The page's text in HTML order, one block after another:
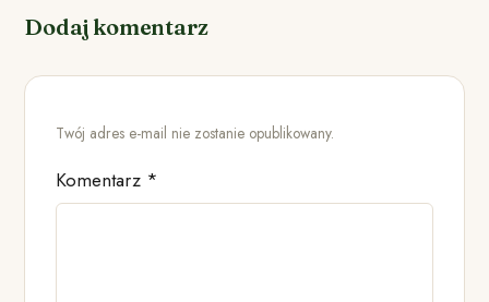
Dodaj komentarz
Twój adres e-mail nie zostanie opublikowany.
Komentarz *